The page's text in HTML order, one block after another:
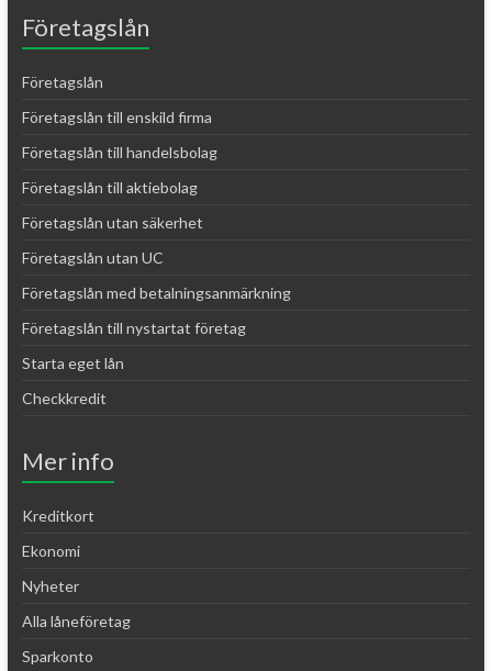
Företagslån
Företagslån
Företagslån till enskild firma
Företagslån till handelsbolag
Företagslån till aktiebolag
Företagslån utan säkerhet
Företagslån utan UC
Företagslån med betalningsanmärkning
Företagslån till nystartat företag
Starta eget lån
Checkkredit
Mer info
Kreditkort
Ekonomi
Nyheter
Alla låneföretag
Sparkonto